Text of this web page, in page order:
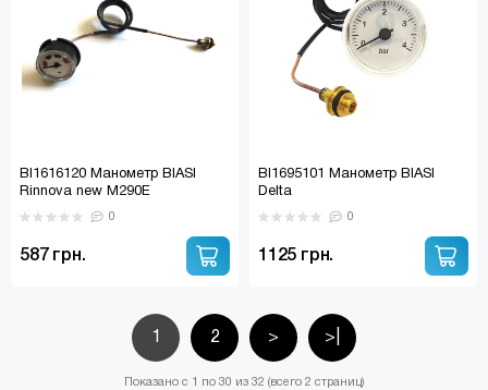
BI1616120 Манометр BIASI
Rinnova new M290E
0
587 грн.
BI1695101 Манометр BIASI
Delta
0
1125 грн.
1 2 > >|
Показано с 1 по 30 из 32 (всего 2 страниц)